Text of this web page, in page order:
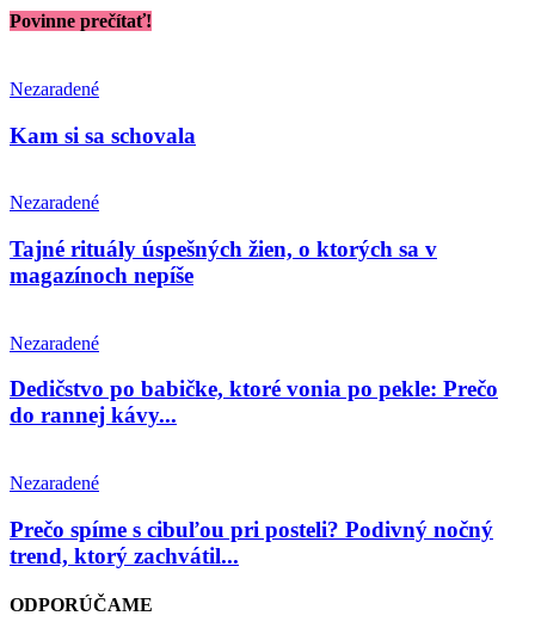
Povinne prečítať!
Nezaradené
Kam si sa schovala
Nezaradené
Tajné rituály úspešných žien, o ktorých sa v
magazínoch nepíše
Nezaradené
Dedičstvo po babičke, ktoré vonia po pekle: Prečo
do rannej kávy...
Nezaradené
Prečo spíme s cibuľou pri posteli? Podivný nočný
trend, ktorý zachvátil...
ODPORÚČAME